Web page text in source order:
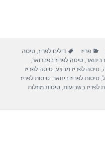
קטגוריות
פריז תגיות
דילים לפריז,טיסה
בינואר,טיסה לפריז בפברואר,
,טיסה לפריז מבצע,טיסה לפריז
,טיסות לפריז בינואר,טיסות לפריז
לפריז בשבועות,טיסות מוזלות